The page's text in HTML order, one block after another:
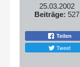
25.03.2002
Beiträge: 527
Teilen
Tweet